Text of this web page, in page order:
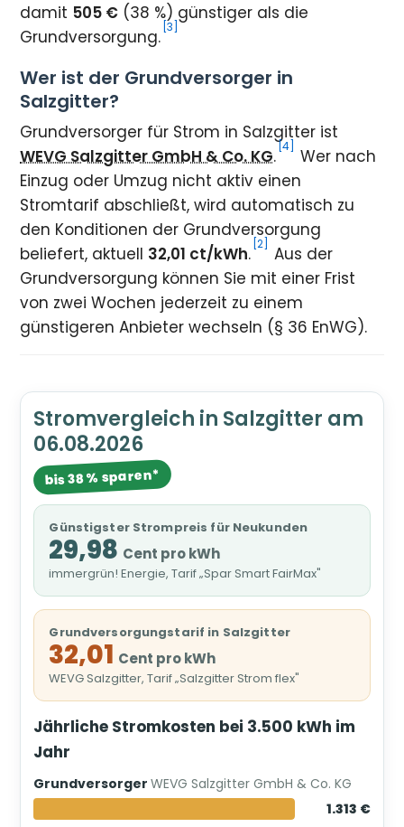
damit 505 € (38 %) günstiger als die
Grundversorgung. [3]
Wer ist der Grundversorger in
Salzgitter?
Grundversorger für Strom in Salzgitter ist
WEVG Salzgitter GmbH & Co. KG.[4]
Wer nach
Einzug oder Umzug nicht aktiv einen
Stromtarif abschließt, wird automatisch zu
den Konditionen der Grundversorgung
beliefert, aktuell 32,01 ct/kWh. [2]
Aus der
Grundversorgung können Sie mit einer Frist
von zwei Wochen jederzeit zu einem
günstigeren Anbieter wechseln (§ 36 EnWG).
Stromvergleich in Salzgitter am
06.08.2026
bis 38 % sparen*
Günstigster Strompreis für Neukunden
29,98 Cent pro kWh
immergrün! Energie, Tarif „Spar Smart FairMax"
Grundversorgungstarif in Salzgitter
32,01 Cent pro kWh
WEVG Salzgitter, Tarif „Salzgitter Strom flex"
Jährliche Stromkosten bei 3.500 kWh im
Jahr
GrundversorgerWEVG Salzgitter GmbH & Co. KG
1.313 €